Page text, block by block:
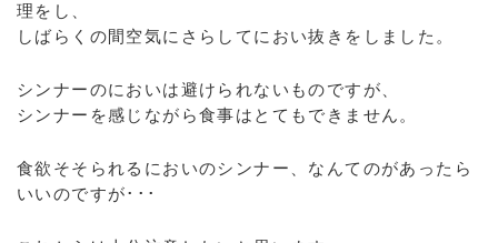
理をし、
しばらくの間空気にさらしてにおい抜きをしました。
シンナーのにおいは避けられないものですが、
シンナーを感じながら食事はとてもできません。
食欲そそられるにおいのシンナー、なんてのがあったら
いいのですが･･･